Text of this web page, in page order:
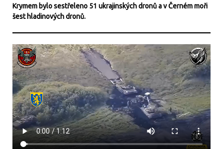
Krymem bylo sestřeleno 51 ukrajinských dronů a v Černém moři
šest hladinových dronů.